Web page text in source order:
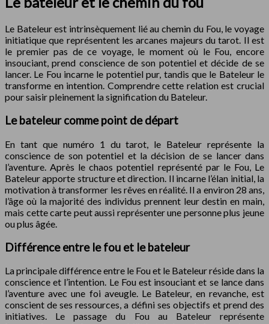
Le Bateleur est intrinsèquement lié au chemin du Fou, le voyage
initiatique que représentent les arcanes majeurs du tarot. Il est
le premier pas de ce voyage, le moment où le Fou, encore
insouciant, prend conscience de son potentiel et décide de se
lancer. Le Fou incarne le potentiel pur, tandis que le Bateleur le
transforme en intention. Comprendre cette relation est crucial
pour saisir pleinement la signification du Bateleur.
Le bateleur comme point de départ
En tant que numéro 1 du tarot, le Bateleur représente la
conscience de son potentiel et la décision de se lancer dans
l’aventure. Après le chaos potentiel représenté par le Fou, Le
Bateleur apporte structure et direction. Il incarne l’élan initial, la
motivation à transformer les rêves en réalité. Il a environ 28 ans,
l’âge où la majorité des individus prennent leur destin en main,
mais cette carte peut aussi représenter une personne plus jeune
ou plus âgée.
Différence entre le fou et le bateleur
La principale différence entre le Fou et le Bateleur réside dans la
conscience et l’intention. Le Fou est insouciant et se lance dans
l’aventure avec une foi aveugle. Le Bateleur, en revanche, est
conscient de ses ressources, a défini ses objectifs et prend des
initiatives. Le passage du Fou au Bateleur représente